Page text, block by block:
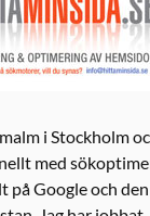
i Stockholm
med
på Google och den